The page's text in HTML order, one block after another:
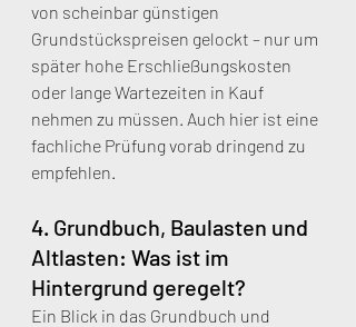
von scheinbar günstigen
Grundstückspreisen gelockt – nur um
später hohe Erschließungskosten
oder lange Wartezeiten in Kauf
nehmen zu müssen. Auch hier ist eine
fachliche Prüfung vorab dringend zu
empfehlen.
4. Grundbuch, Baulasten und
Altlasten: Was ist im
Hintergrund geregelt?
Ein Blick in das Grundbuch und